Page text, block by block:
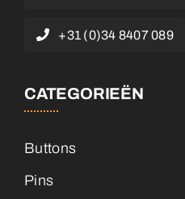
+31 (0)34 8407 089
CATEGORIEËN
Buttons
Pins